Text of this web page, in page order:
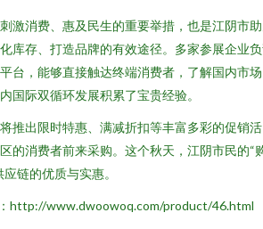
激消费、惠及民生的重要举措，也是江阴市
库存、打造品牌的有效途径。多家参展企业
台，能够直接触达终端消费者，了解国内市
国际双循环发展积累了宝贵经验。
推出限时特惠、满减折扣等丰富多彩的促销活
的消费者前来采购。这个秋天，江阴市民的“
链的优质与实惠。
http://www.dwoowoq.com/product/46.html